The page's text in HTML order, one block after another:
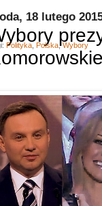
18 lutego
Polityka Polska,Wybory